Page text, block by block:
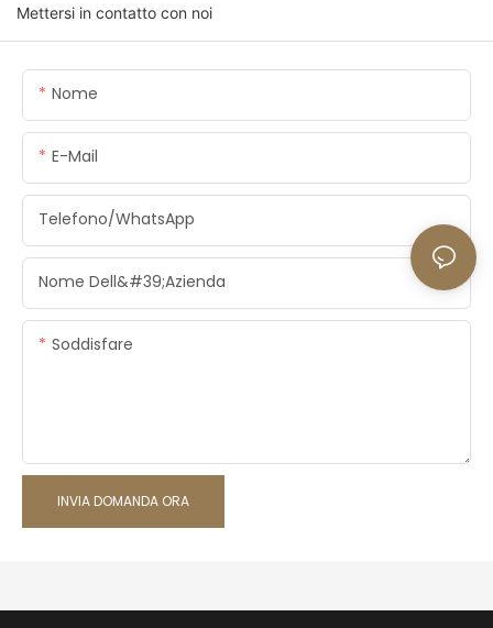
Mettersi in contatto con noi
Nome
E-Mail
Telefono/WhatsApp
Nome Dell&#39;azienda
Soddisfare
INVIA DOMANDA ORA